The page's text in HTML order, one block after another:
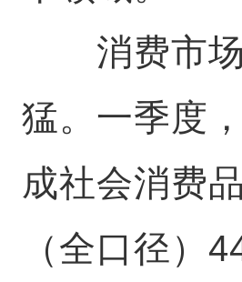
消费市场
猛。一季度
成社会消费
（全口径）